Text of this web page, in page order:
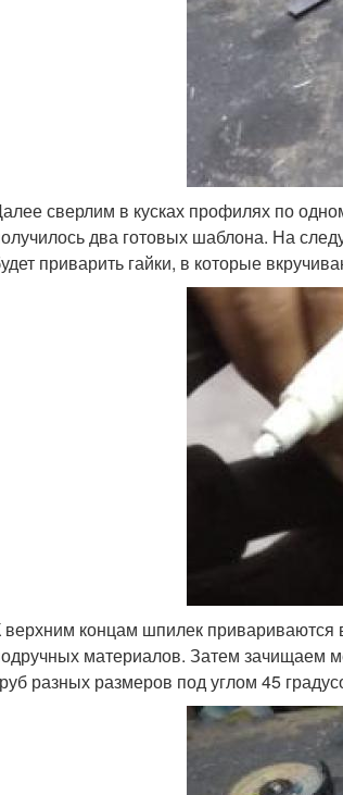
сверлим в кусках профилях по
два готовых шаблона. На
приварить гайки, в которые
верхним концам шпилек привариваются
материалов. Затем зачищаем
разных размеров под углом 45